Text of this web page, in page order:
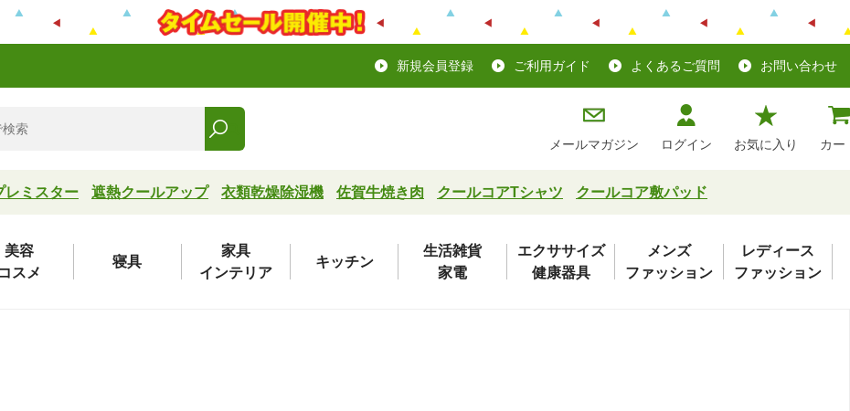
新規会員登録 ご利用ガイド よくあるご質問 お問い合わせ
メールマガジン ログイン お気に入り カー
レミスター 遮熱クールアップ 衣類乾燥除湿機 佐賀牛焼き肉 クールコアTシャツ クールコア敷パッド
美容
コスメ
寝具
家具
インテリア
キッチン
生活雑貨
家電
エクササイズ
健康器具
メンズ
ファッション
レディース
ファッション